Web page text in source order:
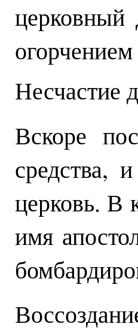
церковный
Несчастие
Вскоре
средства,
церковь. В
имя